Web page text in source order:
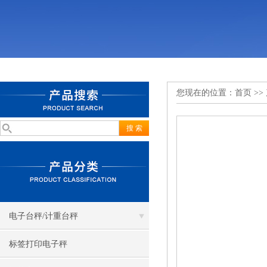
电子台秤/计重台秤
标签打印电子秤
您现在的位置： 首页 >>